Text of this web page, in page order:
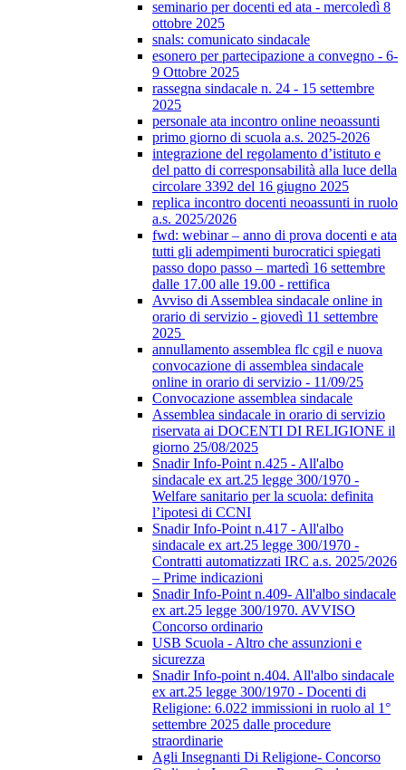
seminario per docenti ed ata - mercoledì 8
ottobre 2025
snals: comunicato sindacale
esonero per partecipazione a convegno - 6-
9 Ottobre 2025
rassegna sindacale n. 24 - 15 settembre
2025
personale ata incontro online neoassunti
primo giorno di scuola a.s. 2025-2026
integrazione del regolamento d’istituto e
del patto di corresponsabilità alla luce della
circolare 3392 del 16 giugno 2025
replica incontro docenti neoassunti in ruolo
a.s. 2025/2026
fwd: webinar – anno di prova docenti e ata
tutti gli adempimenti burocratici spiegati
passo dopo passo – martedì 16 settembre
dalle 17.00 alle 19.00 - rettifica
Avviso di Assemblea sindacale online in
orario di servizio - giovedì 11 settembre
2025
annullamento assemblea flc cgil e nuova
convocazione di assemblea sindacale
online in orario di servizio - 11/09/25
Convocazione assemblea sindacale
Assemblea sindacale in orario di servizio
riservata ai DOCENTI DI RELIGIONE il
giorno 25/08/2025
Snadir Info-Point n.425 - All'albo
sindacale ex art.25 legge 300/1970 -
Welfare sanitario per la scuola: definita
l’ipotesi di CCNI
Snadir Info-Point n.417 - All'albo
sindacale ex art.25 legge 300/1970 -
Contratti automatizzati IRC a.s. 2025/2026
– Prime indicazioni
Snadir Info-Point n.409- All'albo sindacale
ex art.25 legge 300/1970. AVVISO
Concorso ordinario
USB Scuola - Altro che assunzioni e
sicurezza
Snadir Info-point n.404. All'albo sindacale
ex art.25 legge 300/1970 - Docenti di
Religione: 6.022 immissioni in ruolo al 1°
settembre 2025 dalle procedure
straordinarie
Agli Insegnanti Di Religione- Concorso